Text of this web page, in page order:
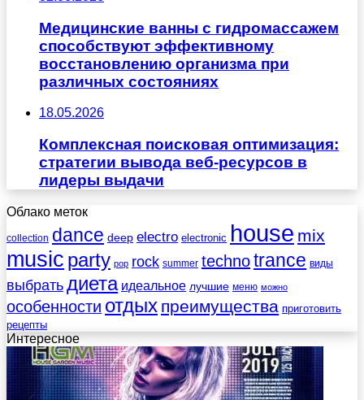
Медицинские ванны с гидромассажем
способствуют эффективному
восстановлению организма при
различных состояниях
18.05.2026
Комплексная поисковая оптимизация:
стратегии вывода веб-ресурсов в
лидеры выдачи
Облако меток
collection dance deep electro electronic house mix
music party pop rock summer technotrance виды
выбратьдиета идеальное лучшие меню можно
особенности отдых преимущества приготовить
рецепты
Интересное